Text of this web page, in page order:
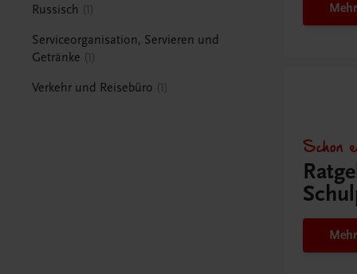
Russisch 1
Serviceorganisation, Servieren und
Getränke
1
Verkehr und Reisebüro 1
Schon